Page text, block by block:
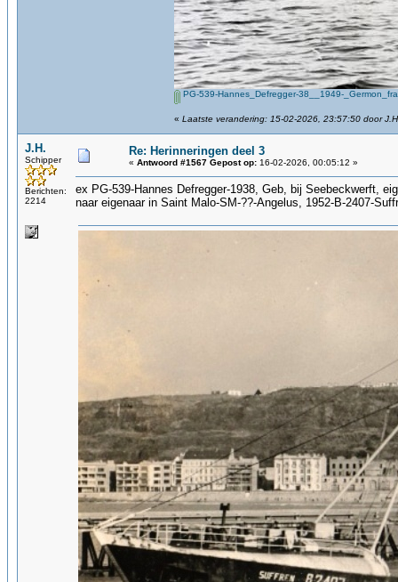
PG-539-Hannes_Defregger-38__1949-
« Laatste verandering: 15-02-2026, 23:57:50 door
J.H.
Schipper
Berichten:
2214
Re: Herinneringen deel 3
« Antwoord #1567 Gepost op: 16-02-2026, 00:05:12 »
ex PG-539-Hannes Defregger-1938, Geb, bij Seebeckwerft,
naar eigenaar in Saint Malo-SM-??-Angelus, 1952-B-2407-